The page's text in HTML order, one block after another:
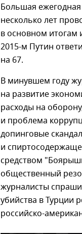
Большая
несколько лет
в основном итогам
2015-м Путин
на 67.
В минувшем году
на развитие
расходы на
и проблема
допинговые
и
средством
общественный
журналисты
убийства в Турции
российско-